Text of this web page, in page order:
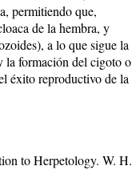
permitiendo que,
de la hembra, y
a lo que sigue la
la formación del cigoto o
éxito reproductivo de la
to Herpetology. W. H.